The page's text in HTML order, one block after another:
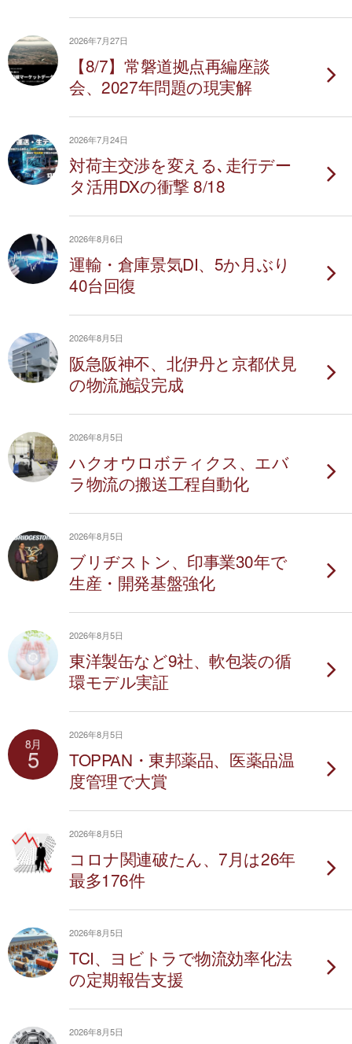
2026年7月27日
【8/7】常磐道拠点再編座談
会、2027年問題の現実解
2026年7月24日
対荷主交渉を変える､走行デー
タ活用DXの衝撃 8/18
2026年8月6日
運輸・倉庫景気DI、5か月ぶり
40台回復
2026年8月5日
阪急阪神不、北伊丹と京都伏見
の物流施設完成
2026年8月5日
ハクオウロボティクス、エバ
ラ物流の搬送工程自動化
2026年8月5日
ブリヂストン、印事業30年で
生産・開発基盤強化
2026年8月5日
東洋製缶など9社、軟包装の循
環モデル実証
8月
5
2026年8月5日
TOPPAN・東邦薬品、医薬品温
度管理で大賞
2026年8月5日
コロナ関連破たん、7月は26年
最多176件
2026年8月5日
TCI、ヨビトラで物流効率化法
の定期報告支援
2026年8月5日